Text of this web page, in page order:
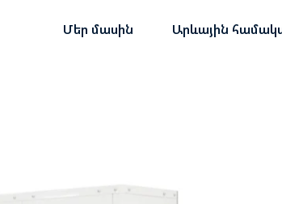
Մեր մասին Արևային